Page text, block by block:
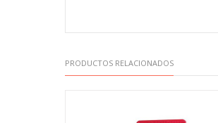
PRODUCTOS RELACIONADOS